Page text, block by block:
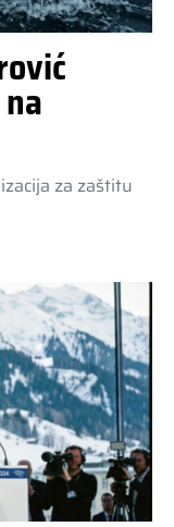
za zaštitu